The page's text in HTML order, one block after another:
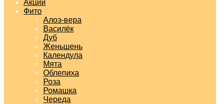
Акции
Фито
Алоэ-вера
Василёк
Дуб
Женьшень
Календула
Мята
Облепиха
Роза
Ромашка
Череда